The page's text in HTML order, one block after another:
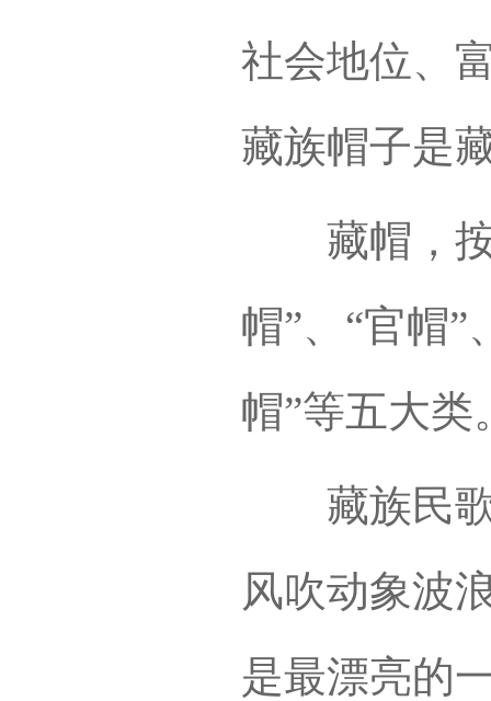
社会地位、
藏族帽子是
藏帽，按
帽”、“官帽”
帽”等五大类
藏族民歌
风吹动象波
是最漂亮的